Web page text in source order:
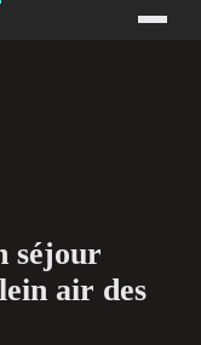
séjour
air des